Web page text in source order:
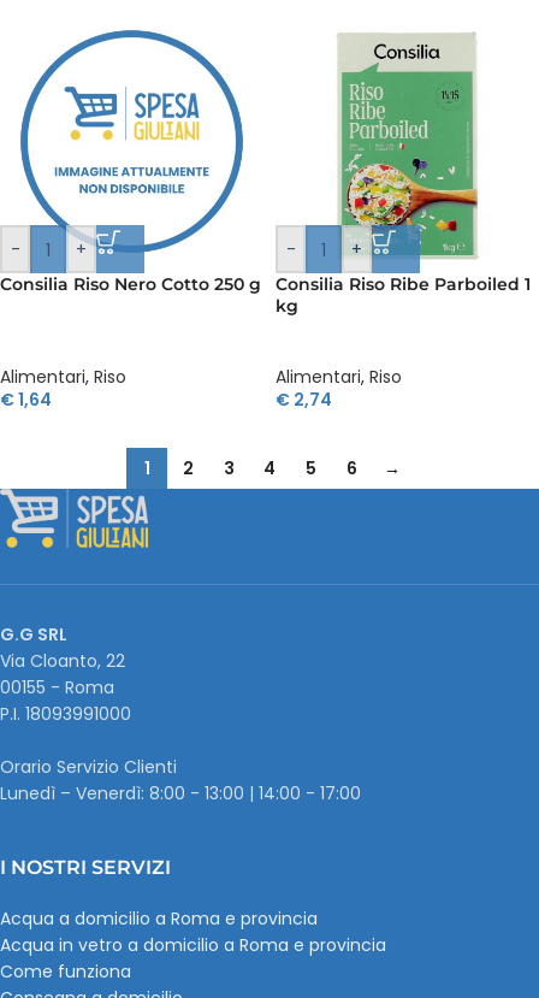
- +
Consilia Riso Nero Cotto 250 g
Alimentari, Riso
€1,64
- +
Consilia Riso Ribe Parboiled 1
kg
Alimentari, Riso
€ 2,74
1 2 3 4 5 6 →
G.G SRL
Via Cloanto, 22
00155 - Roma
P.I. ‭18093991000
Orario Servizio Clienti
Lunedì – Venerdì: 8:00 - 13:00 | 14:00 - 17:00
I NOSTRI SERVIZI
Acqua a domicilio a Roma e provincia
Acqua in vetro a domicilio a Roma e provincia
Come funziona